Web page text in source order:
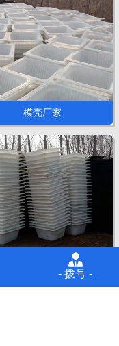
模壳厂家
- 拨号 -